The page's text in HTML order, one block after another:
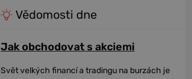
Vědomosti dne
Jak obchodovat s akciemi
Svět velkých financí a tradingu na burzách je